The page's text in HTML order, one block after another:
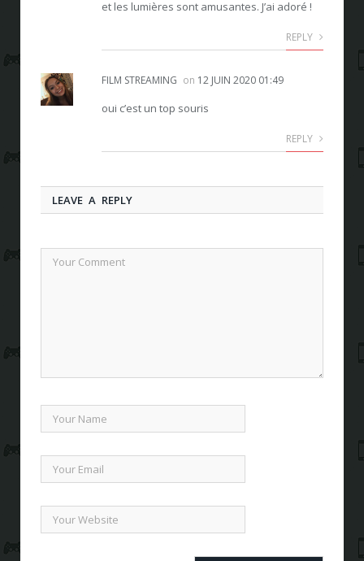
et les lumières sont amusantes. J’ai adoré !
REPLY
FILM STREAMING on 12 JUIN 2020 01:49
oui c’est un top souris
REPLY
LEAVE A REPLY